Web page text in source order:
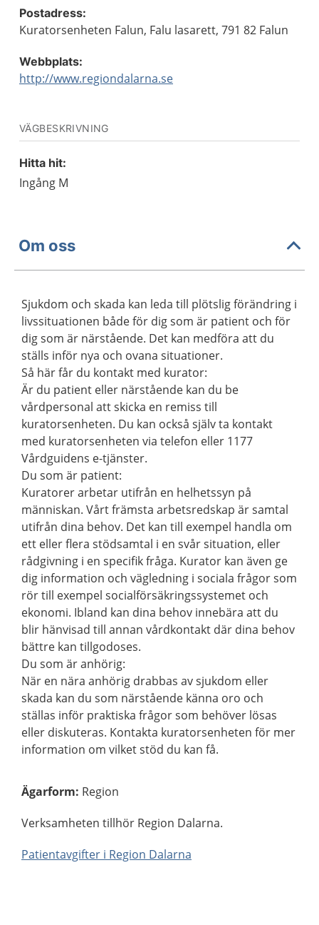
Postadress:
Kuratorsenheten Falun, Falu lasarett, 791 82 Falun
Webbplats:
http://www.regiondalarna.se
VÄGBESKRIVNING
Hitta hit:
Ingång M
Om oss
Sjukdom och skada kan leda till plötslig förändring i
livssituationen både för dig som är patient och för
dig som är närstående. Det kan medföra att du
ställs inför nya och ovana situationer.
Så här får du kontakt med kurator:
Är du patient eller närstående kan du be
vårdpersonal att skicka en remiss till
kuratorsenheten. Du kan också själv ta kontakt
med kuratorsenheten via telefon eller 1177
Vårdguidens e-tjänster.
Du som är patient:
Kuratorer arbetar utifrån en helhetssyn på
människan. Vårt främsta arbetsredskap är samtal
utifrån dina behov. Det kan till exempel handla om
ett eller flera stödsamtal i en svår situation, eller
rådgivning i en specifik fråga. Kurator kan även ge
dig information och vägledning i sociala frågor som
rör till exempel socialförsäkringssystemet och
ekonomi. Ibland kan dina behov innebära att du
blir hänvisad till annan vårdkontakt där dina behov
bättre kan tillgodoses.
Du som är anhörig:
När en nära anhörig drabbas av sjukdom eller
skada kan du som närstående känna oro och
ställas inför praktiska frågor som behöver lösas
eller diskuteras. Kontakta kuratorsenheten för mer
information om vilket stöd du kan få.
Ägarform: Region
Verksamheten tillhör Region Dalarna.
Patientavgifter i Region Dalarna